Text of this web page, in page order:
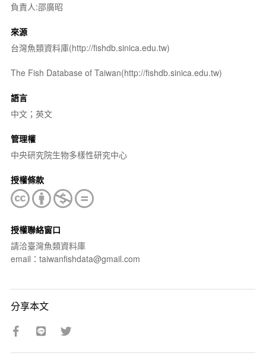
負責人:邵廣昭
來源
台灣魚類資料庫(http://fishdb.sinica.edu.tw)
The Fish Database of Taiwan(http://fishdb.sinica.edu.tw)
語言
中文；英文
管理權
中央研究院生物多樣性研究中心
授權條款
授權聯絡窗口
請洽臺灣魚類資料庫
email：taiwanfishdata@gmail.com
分享本文